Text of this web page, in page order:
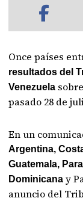
Once países
resultados del
Venezuela
pasado 28 de
En un
Argentina,
Guatemala,
Dominicana y
anuncio del